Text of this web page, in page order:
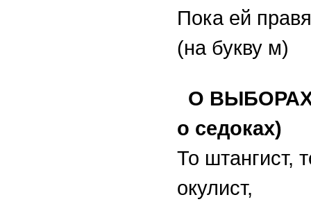
Пока ей
(на букву м)
О ВЫБОРАХ
о седоках)
То штангист,
окулист,